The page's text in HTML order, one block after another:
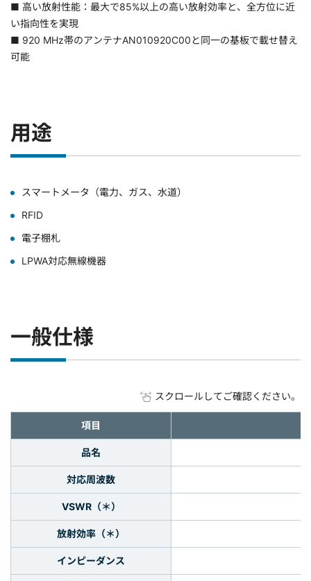
■ 高い放射性能：最大で85%以上の高い放射効率と、全方位に近
い指向性を実現
■ 920 MHz帯のアンテナAN010920C00と同一の基板で載せ替え
可能
用途
スマートメータ（電力、ガス、水道）
RFID
電子棚札
LPWA対応無線機器
一般仕様
スクロールしてご確認ください。
項目
品名
対応周波数
VSWR（＊）
放射効率（＊）
インピーダンス